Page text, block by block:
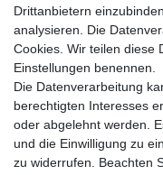
UNSERE
Drittanbietern
analysieren. Die
Cookies. Wir teilen diese
Einstellungen benennen.
Die Datenverarbeitung
berechtigten Interesses
oder abgelehnt werden.
und die Einwilligung zu
zu widerrufen. Beachten